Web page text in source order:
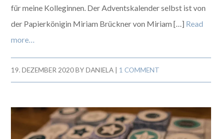
für meine Kolleginnen. Der Adventskalender selbst ist von
der Papierkönigin Miriam Brückner von Miriam […] Read
more…
19. DEZEMBER 2020BYDANIELA 1 COMMENT